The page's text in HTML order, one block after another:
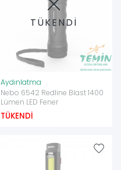
TÜKENDİ
Aydınlatma
Nebo 6542 Redline Blast 1400
Lümen LED Fener
TÜKENDİ